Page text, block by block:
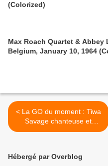
(Colorized)
Max Roach Quartet & Abbey
Belgium, January 10, 1964
< La GO du moment : Tiwa
Savage chanteuse et
compositeur originaire
Hébergé par Overblog